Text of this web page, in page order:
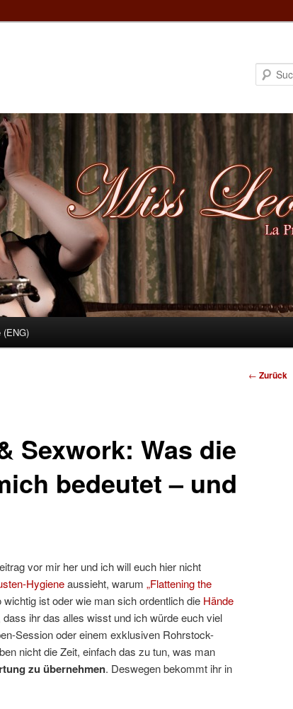
(ENG)
Beitrags-
← Zurück
Sexwork: Was die
bedeutet – und
vor mir her und ich will euch hier nicht
Hygieneaussieht, warum „Flattening the
ist oder wie man sich ordentlich die Hände
ihr das alles wisst und ich würde euch viel
Session oder einem exklusiven Rohrstock-
nicht die Zeit, einfach das zu tun, was man
zu übernehmen. Deswegen bekommt ihr in